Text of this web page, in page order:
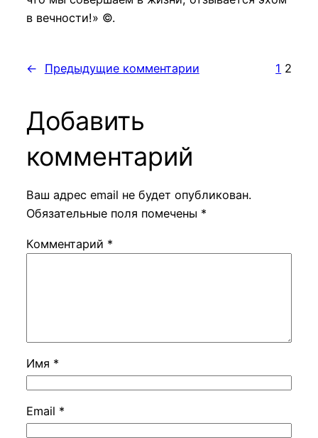
в вечности!» ©.
← Предыдущие комментарии 1 2
Добавить
комментарий
Ваш адрес email не будет опубликован.
Обязательные поля помечены *
Комментарий *
Имя *
Email *